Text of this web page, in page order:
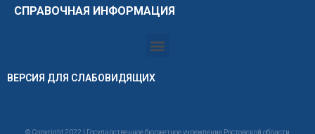
СПРАВОЧНАЯ ИНФОРМАЦИЯ
ВЕРСИЯ ДЛЯ СЛАБОВИДЯЩИХ
© Copyright 2022 | Государственное бюджетное учреждение Ростовской области